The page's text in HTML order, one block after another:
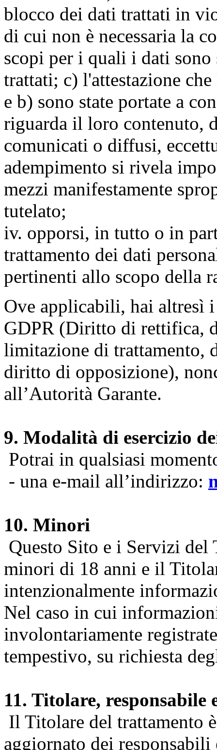
blocco dei dati trattati in
di cui non è necessaria la
scopi per i quali i dati sono
trattati; c) l'attestazione
e b) sono state portate a
riguarda il loro contenuto,
comunicati o diffusi,
adempimento si rivela
mezzi manifestamente
tutelato;
iv. opporsi, in tutto o in
trattamento dei dati
pertinenti allo scopo della
Ove applicabili, hai
GDPR (Diritto di rettifica,
limitazione di trattamento,
diritto di opposizione),
all’Autorità Garante.
9. Modalità di esercizio
Potrai in qualsiasi
- una e-mail all’indirizzo:
10. Minori
Questo Sito e i Servizi del
minori di 18 anni e il
intenzionalmente
Nel caso in cui
involontariamente
tempestivo, su richiesta
11. Titolare, responsabile
Il Titolare del trattamento
aggiornato dei